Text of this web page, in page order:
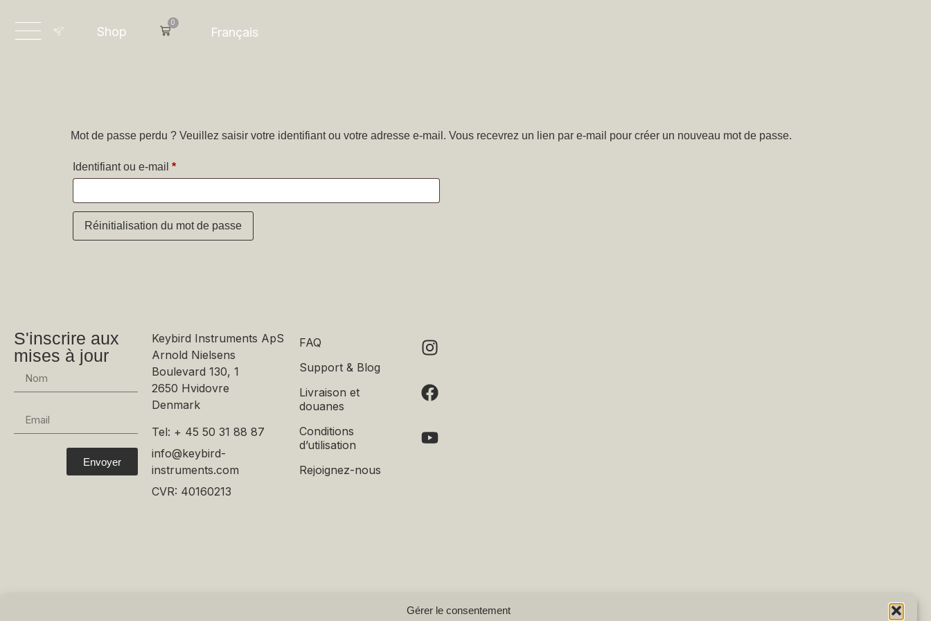
Gérer le consentement
Shop
0
Français
Deutsch
Mot de passe perdu ? Veuillez saisir votre identifiant ou votre adresse e-mail. Vous recevrez un lien par e-mail pour créer un nouveau mot de passe.
Identifiant ou e-mail *
Réinitialisation du mot de passe
S'inscrire aux
mises à jour
Envoyer
Keybird Instruments ApS
Arnold Nielsens
Boulevard 130, 1
2650 Hvidovre
Denmark
Tel: + 45 50 31 88 87
info@keybird-
instruments.com
CVR: 40160213
FAQ
Support & Blog
Livraison et
douanes
Conditions
d’utilisation
Rejoignez-nous